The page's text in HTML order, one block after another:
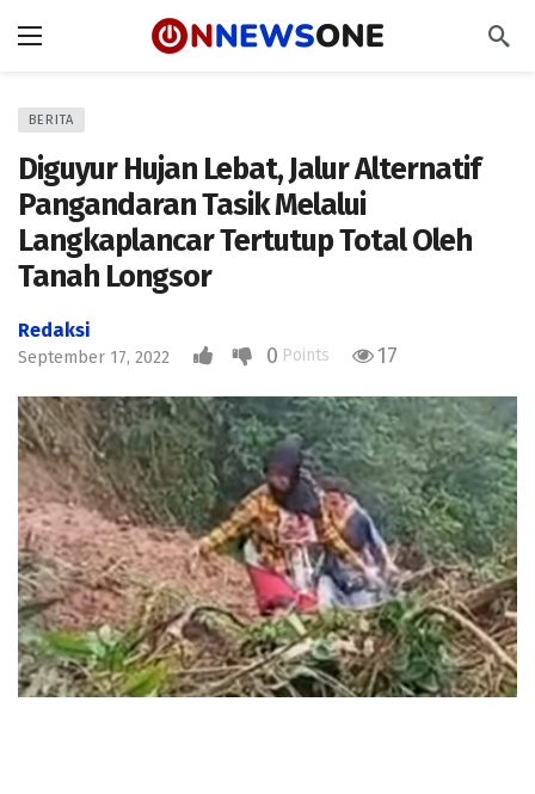
BERITA
Diguyur Hujan Lebat, Jalur Alternatif
Pangandaran Tasik Melalui
Langkaplancar Tertutup Total Oleh
Tanah Longsor
Redaksi
September 17, 2022 0 Points 17